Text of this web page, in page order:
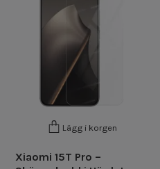
Lägg i korgen
Xiaomi 15T Pro –